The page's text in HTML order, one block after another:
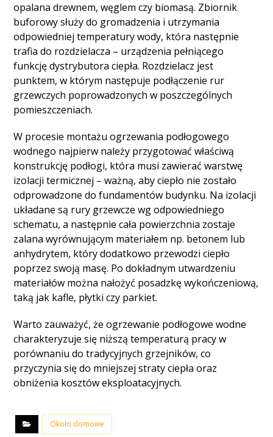
opalana drewnem, węglem czy biomasą. Zbiornik
buforowy służy do gromadzenia i utrzymania
odpowiedniej temperatury wody, która następnie
trafia do rozdzielacza – urządzenia pełniącego
funkcję dystrybutora ciepła. Rozdzielacz jest
punktem, w którym następuje podłączenie rur
grzewczych poprowadzonych w poszczególnych
pomieszczeniach.
W procesie montażu ogrzewania podłogowego
wodnego najpierw należy przygotować właściwą
konstrukcję podłogi, która musi zawierać warstwę
izolacji termicznej – ważną, aby ciepło nie zostało
odprowadzone do fundamentów budynku. Na izolacji
układane są rury grzewcze wg odpowiedniego
schematu, a następnie cała powierzchnia zostaje
zalana wyrównującym materiałem np. betonem lub
anhydrytem, który dodatkowo przewodzi ciepło
poprzez swoją masę. Po dokładnym utwardzeniu
materiałów można nałożyć posadzkę wykończeniową,
taką jak kafle, płytki czy parkiet.
Warto zauważyć, że ogrzewanie podłogowe wodne
charakteryzuje się niższą temperaturą pracy w
porównaniu do tradycyjnych grzejników, co
przyczynia się do mniejszej straty ciepła oraz
obniżenia kosztów eksploatacyjnych.
Około domowe